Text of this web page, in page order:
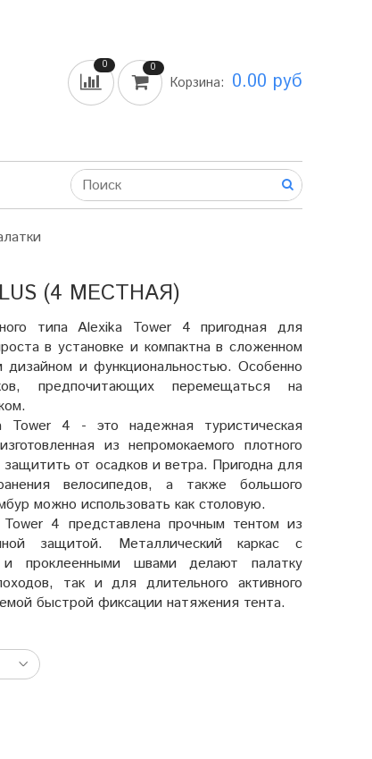
0 0
Корзина: 0.00 руб
(4 МЕСТНАЯ)
типа Alexika Tower 4 пригодная для
в установке и компактна в сложенном
и функциональностью. Особенно
предпочитающих перемещаться на
Tower 4 - это надежная туристическая
из непромокаемого плотного
от осадков и ветра. Пригодна для
велосипедов, а также большого
можно использовать как столовую.
Tower 4 представлена прочным тентом из
защитой. Металлический каркас с
и проклеенными швами делают палатку
так и для длительного активного
быстрой фиксации натяжения тента.